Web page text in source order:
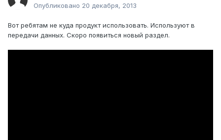
Опубликовано 20 декабря, 2013
Вот ребятам не куда продукт использовать. Используют в
передачи данных. Скоро появиться новый раздел.